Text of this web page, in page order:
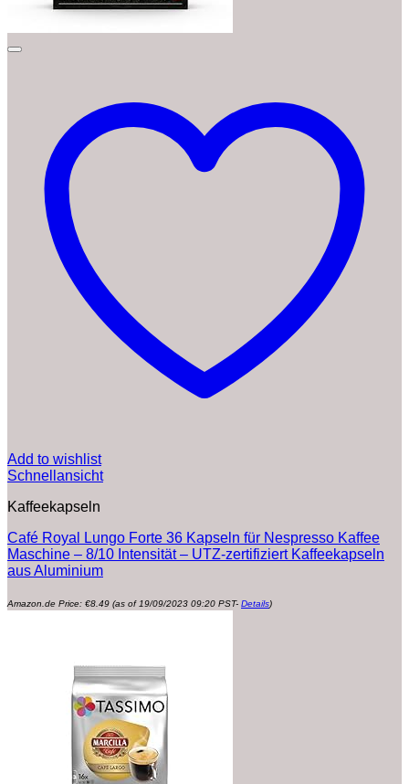
Add to wishlist
Schnellansicht
Kaffeekapseln
Café Royal Lungo Forte 36 Kapseln für Nespresso Kaffee
Maschine – 8/10 Intensität – UTZ-zertifiziert Kaffeekapseln
aus Aluminium
Amazon.de Price: €8.49 (as of 19/09/2023 09:20 PST- Details)